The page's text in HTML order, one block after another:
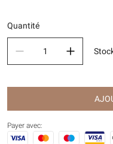
Quantité
Payer avec: